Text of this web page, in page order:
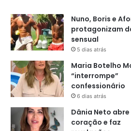
Nuno, Boris e
protagonizam
sensual
5 dias atrás
Maria Botelho
“interrompe”
confessionário
6 dias atrás
Dânia Neto abre
coração e faz